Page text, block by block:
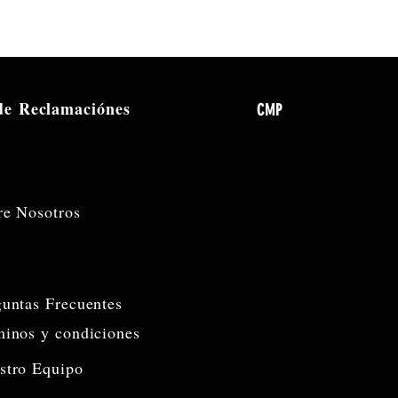
Reclamaciónes CMP
Nosotros
Frecuentes
y condiciones
Equipo